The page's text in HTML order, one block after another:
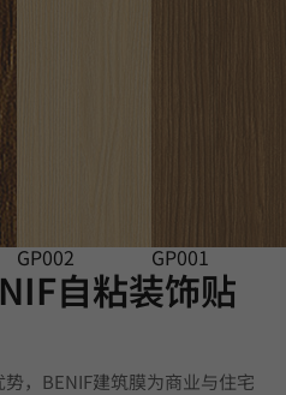
GP002 GP001
自粘装饰贴
，BENIF建筑膜为商业与住宅